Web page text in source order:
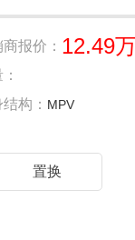
报价： 12.49
构： MPV
置换